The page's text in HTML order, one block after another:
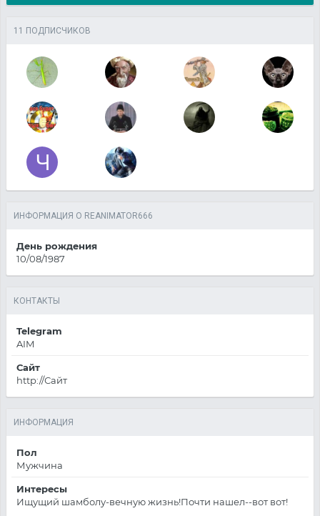
11 ПОДПИСЧИКОВ
ИНФОРМАЦИЯ О REANIMATOR666
День рождения
10/08/1987
КОНТАКТЫ
Telegram
AIM
Сайт
http://Сайт
ИНФОРМАЦИЯ
Пол
Мужчина
Интересы
Ищущий шамболу-вечную жизнь!Почти нашел--вот вот!